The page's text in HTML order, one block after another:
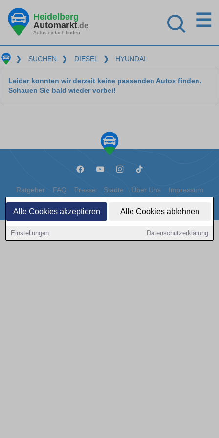
Alle Cookies akzeptieren Alle Cookies ablehnen
Einstellungen Datenschutzerklärung
Heidelberg
Automarkt.de
Autos einfach finden
☰
❯ SUCHEN ❯ DIESEL ❯ HYUNDAI
Leider konnten wir derzeit keine passenden Autos finden.
Schauen Sie bald wieder vorbei!
Ratgeber FAQ Presse Städte Über Uns Impressum
Datenschutz Cookies
Copyright © 2000 - 2026 | 1A Infosysteme GmbH | Content by: 1a-sites-autos